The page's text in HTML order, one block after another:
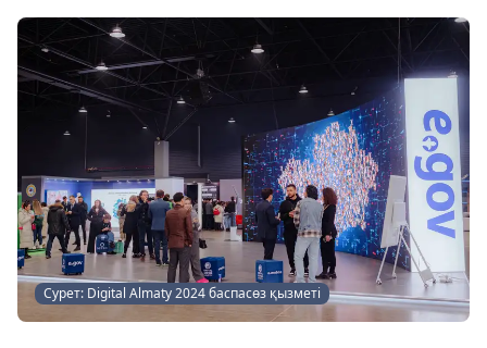
Сурет: Digital Almaty 2024 баспасөз қызметі